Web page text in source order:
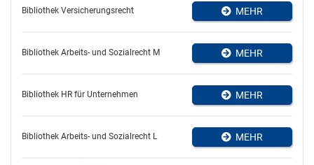
Bibliothek Versicherungsrecht MEHR
Bibliothek Arbeits- und Sozialrecht M MEHR
Bibliothek HR für Unternehmen MEHR
Bibliothek Arbeits- und Sozialrecht L MEHR